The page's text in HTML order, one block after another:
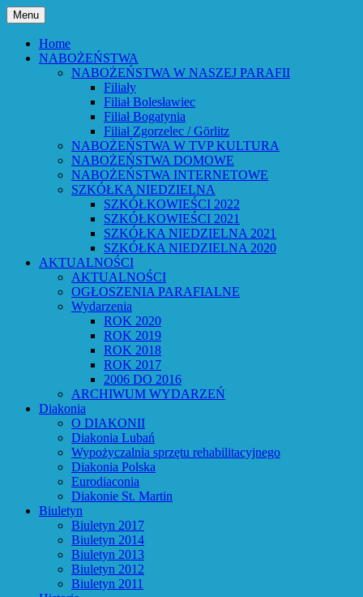
Przejdź
do
treściParafia Ewangelicko-
Augsburska w Lubaniu
czynię – Obj 21,5 – Słowo Boże Roku
Pańskiego 2026
Menu
Home
NABOŻEŃSTWA
NABOŻEŃSTWA W NASZEJ PARAFII
Filiały
Filiał Bolesławiec
Filiał Bogatynia
Filiał Zgorzelec / Görlitz
NABOŻEŃSTWA W TVP KULTURA
NABOŻEŃSTWA DOMOWE
NABOŻEŃSTWA INTERNETOWE
SZKÓŁKA NIEDZIELNA
SZKÓŁKOWIEŚCI 2022
SZKÓŁKOWIEŚCI 2021
SZKÓŁKA NIEDZIELNA 2021
SZKÓŁKA NIEDZIELNA 2020
AKTUALNOŚCI
AKTUALNOŚCI
OGŁOSZENIA PARAFIALNE
Wydarzenia
ROK 2020
ROK 2019
ROK 2018
ROK 2017
2006 DO 2016
ARCHIWUM WYDARZEŃ
Diakonia
O DIAKONII
Diakonia Lubań
Wypożyczalnia sprzętu rehabilitacyjnego
Diakonia Polska
Eurodiaconia
Diakonie St. Martin
Biuletyn
Biuletyn 2017
Biuletyn 2014
Biuletyn 2013
Biuletyn 2012
Biuletyn 2011